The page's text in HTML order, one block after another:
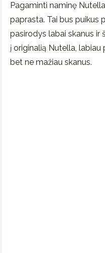
Pagaminti naminę
paprasta. Tai bus puikus
pasirodys labai skanus ir
į originalią Nutella, labiau
bet ne mažiau skanus.